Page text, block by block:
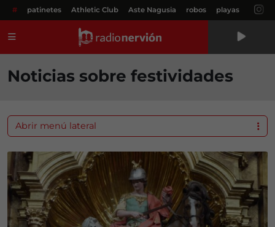
# patinetes Athletic Club Aste Nagusia robos playas
Noticias sobre festividades
Abrir menú lateral